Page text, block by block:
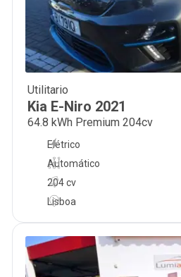
Utilitario
Kia E-Niro 2021
64.8 kWh Premium 204cv
Automático
204 cv
Elétrico
Lisboa